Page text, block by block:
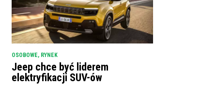
OSOBOWE, RYNEK
Jeep chce być liderem
elektryfikacji SUV-ów